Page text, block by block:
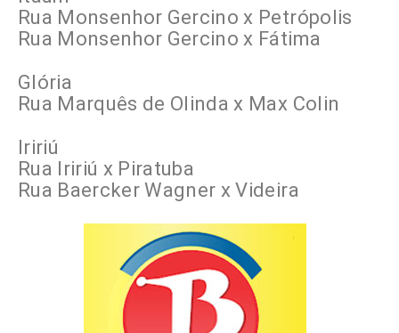
Rua Monsenhor Gercino x Petrópolis
Rua Monsenhor Gercino x Fátima
Glória
Rua Marquês de Olinda x Max Colin
Iririú
Rua Iririú x Piratuba
Rua Baercker Wagner x Videira